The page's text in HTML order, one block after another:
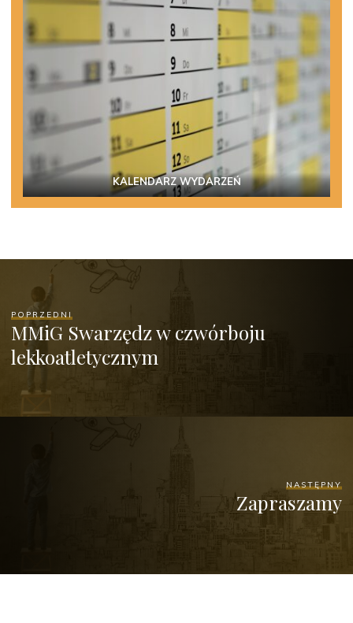
KALENDARZ WYDARZEŃ
POPRZEDNI
MMiG Swarzędz w czwórboju
lekkoatletycznym
NASTĘPNY
Zapraszamy